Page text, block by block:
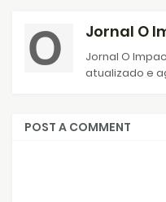
Jornal O
Jornal O
atualizado e
POST A COMMENT